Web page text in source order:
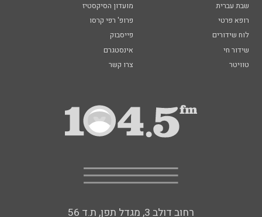
שבת עברית
מועדון הסיקסטיז
רופא פרטי
פרופ' רפי קרסו
לוח שידורים
פייסבוק
שידור חי
אינסטגרם
טוויטר
צרו קשר
רחוב דולב 3, מגדל תפן, ת.ד 56